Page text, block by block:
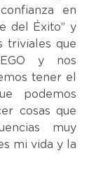
en
del Éxito” y
triviales que
y nos
tener el
podemos
cosas que
muy
mi vida y la